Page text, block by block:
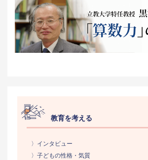
教育を考える
〉インタビュー
〉子どもの性格・気質